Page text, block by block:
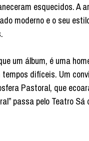
esquecidos. A
moderno e o seu
um álbum, é uma
difíceis. Um
Pastoral, que
passa pelo Teatro